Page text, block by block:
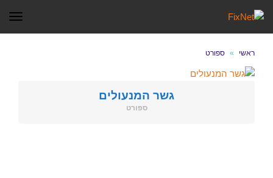
ראשי » ספורט
גשר המנעולים
ספורט